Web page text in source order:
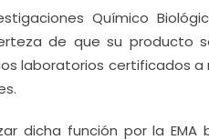
Químico
de que su producto
laboratorios certificados a
dicha función por la